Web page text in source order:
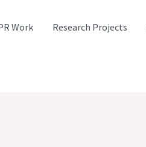
Work Research Projects